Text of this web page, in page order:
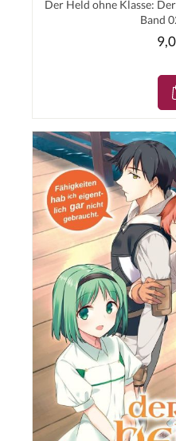
Der Held ohne Klasse:
Band